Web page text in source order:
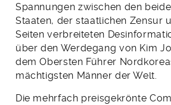
Spannungen zwischen den
Staaten, der staatlichen Zensur
Seiten verbreiteten
über den Werdegang von Kim
dem Obersten Führer
mächtigsten Männer der Welt.
Die mehrfach preisgekrönte